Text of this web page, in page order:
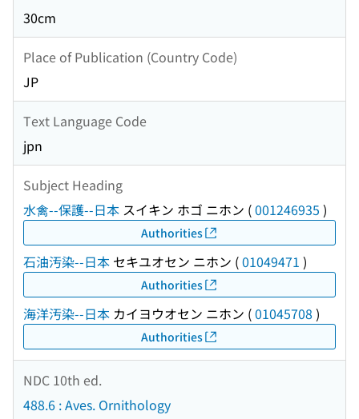
30cm
Place of Publication (Country Code)
JP
Text Language Code
jpn
Subject Heading
水禽--保護--日本 スイキン ホゴ ニホン (001246935 )
Authorities
石油汚染--日本 セキユオセン ニホン (01049471 )
Authorities
海洋汚染--日本 カイヨウオセン ニホン (01045708 )
Authorities
NDC 10th ed.
488.6 : Aves. Ornithology